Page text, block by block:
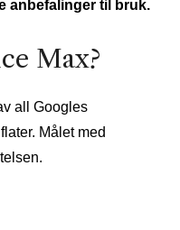
anbefalinger til bruk.
Max?
all Googles
Målet med